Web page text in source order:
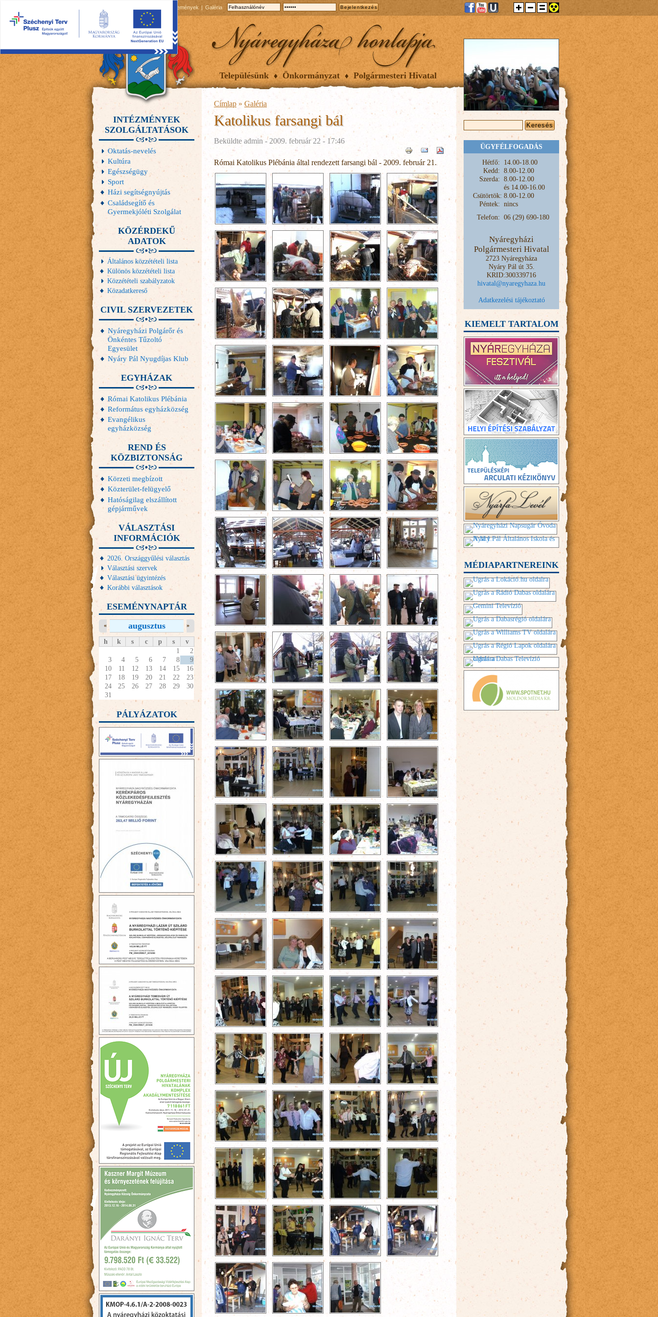
Események Galéria
Településünk Önkormányzat Polgármesteri Hivatal
Címlap » Galéria
Katolikus farsangi bál
Beküldte admin - 2009. február 22 - 17:46
Római Katolikus Plébánia által rendezett farsangi bál - 2009. február 21.
INTÉZMÉNYEK
SZOLGÁLTATÁSOK
Oktatás-nevelés
Kultúra
Egészségügy
Sport
Házi segítségnyújtás
Családsegítő és
Gyermekjóléti Szolgálat
KÖZÉRDEKŰ
ADATOK
Általános közzétételi lista
Különös közzétételi lista
Közzétételi szabályzatok
Közadatkereső
CIVIL SZERVEZETEK
Nyáregyházi Polgárőr és
Önkéntes Tűzoltó
Egyesület
Nyáry Pál Nyugdíjas Klub
EGYHÁZAK
Római Katolikus Plébánia
Református egyházközség
Evangélikus
egyházközség
REND ÉS
KÖZBIZTONSÁG
Körzeti megbízott
Közterület-felügyelő
Hatóságilag elszállított
gépjárművek
VÁLASZTÁSI
INFORMÁCIÓK
2026. Országgyűlési választás
Választási szervek
Választási ügyintézés
Korábbi választások
ESEMÉNYNAPTÁR
augusztus
« »
h k s c p s
v
1
2
3
4 5 6 7 8
9
10
11 12 13 14 15
16
17
18 19 20 21 22
23
24
25 26 27 28 29
30
31
PÁLYÁZATOK
KERESÉS ŰRLAP
ÜGYFÉLFOGADÁS
Hétfő: 14.00-18.00
Kedd: 8.00-12.00
Szerda: 8.00-12.00
és 14.00-16.00
Csütörtök: 8.00-12.00
Péntek: nincs
Telefon: 06 (29) 690-180
Nyáregyházi
Polgármesteri Hivatal
2723 Nyáregyháza
Nyáry Pál út 35.
KRID:300339716
hivatal@nyaregyhaza.hu
Adatkezelési tájékoztató
KIEMELT TARTALOM
MÉDIAPARTNEREINK